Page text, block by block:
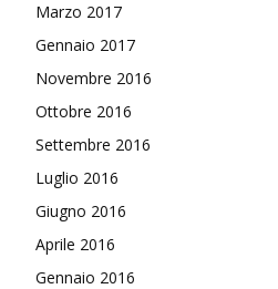
Marzo 2017
Gennaio 2017
Novembre 2016
Ottobre 2016
Settembre 2016
Luglio 2016
Giugno 2016
Aprile 2016
Gennaio 2016